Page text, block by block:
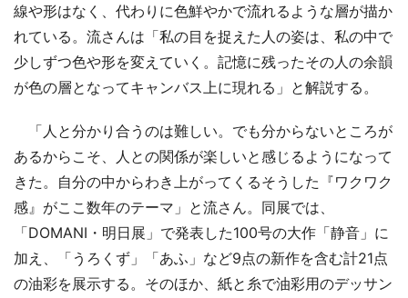
線や形はなく、代わりに色鮮やかで流れるような層が描か
れている。流さんは「私の目を捉えた人の姿は、私の中で
少しずつ色や形を変えていく。記憶に残ったその人の余韻
が色の層となってキャンバス上に現れる」と解説する。
「人と分かり合うのは難しい。でも分からないところが
あるからこそ、人との関係が楽しいと感じるようになって
きた。自分の中からわき上がってくるそうした『ワクワク
感』がここ数年のテーマ」と流さん。同展では、
「DOMANI・明日展」で発表した100号の大作「静音」に
加え、「うろくず」「あふ」など9点の新作を含む計21点
の油彩を展示する。そのほか、紙と糸で油彩用のデッサン